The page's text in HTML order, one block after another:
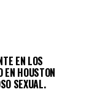
EN LOS
EN HOUSTON
SEXUAL.